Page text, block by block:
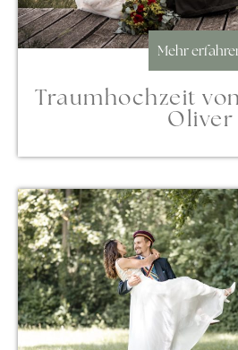
Mehr
Traumhochzeit
Oliver